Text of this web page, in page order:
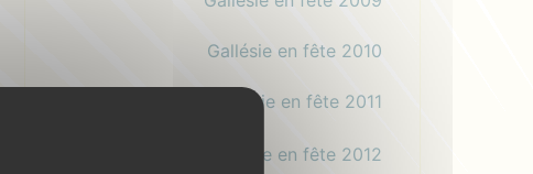
Gallésie en fête 2010
Gallésie en fête 2011
Gallésie en fête 2012